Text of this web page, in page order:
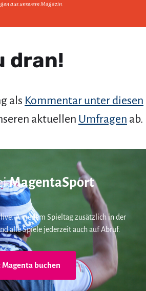
aus unserem Magazin.
dran!
als Kommentar unter diesen
aktuellen Umfragen ab.
MagentaSport
An jedem Spieltag zusätzlich in der
alle Spiele jederzeit auch auf Abruf.
Magenta buchen